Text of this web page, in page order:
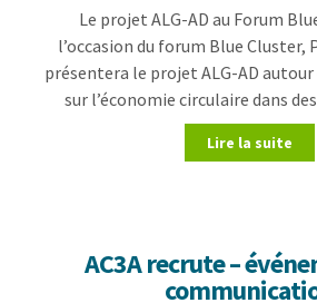
Le projet ALG-AD au Forum
l’occasion du forum Blue Cluster,
présentera le projet ALG-AD
sur l’économie circulaire dans
Lire la suite
AC3A recrute –